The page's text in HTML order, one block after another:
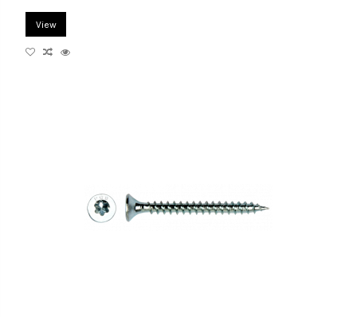
View